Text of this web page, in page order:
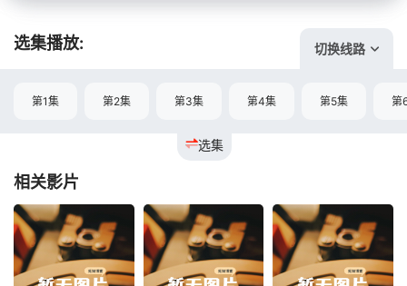
选集播放: 切换线路
选集
第1集 第2集 第3集 第4集 第5集 第
相关影片